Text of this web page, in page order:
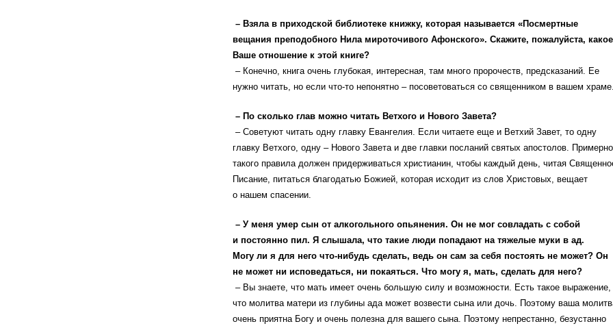
– Взяла в приходской библиотеке книжку, которая называется «Посмертные
вещания преподобного Нила мироточивого Афонского». Скажите, пожалуйста, какое
Ваше отношение к этой книге?
– Конечно, книга очень глубокая, интересная, там много пророчеств, предсказаний. Ее
нужно читать, но если что-то непонятно – посоветоваться со священником в вашем
– По сколько глав можно читать Ветхого и Нового Завета?
– Советуют читать одну главку Евангелия. Если читаете еще и Ветхий Завет, то одну
главку Ветхого, одну – Нового Завета и две главки посланий святых апостолов. Примерно
такого правила должен придерживаться христианин, чтобы каждый день, читая
Писание, питаться благодатью Божией, которая исходит из слов Христовых, вещает
о нашем спасении.
– У меня умер сын от алкогольного опьянения. Он не мог совладать с собой
и постоянно пил. Я слышала, что такие люди попадают на тяжелые муки в ад.
Могу ли я для него что-нибудь сделать, ведь он сам за себя постоять не может? Он
не может ни исповедаться, ни покаяться. Что могу я, мать, сделать для него?
– Вы знаете, что мать имеет очень большую силу и возможности. Есть такое выражение,
что молитва матери из глубины ада может возвести сына или дочь. Поэтому ваша
очень приятна Богу и очень полезна для вашего сына. Поэтому непрестанно, безустанно